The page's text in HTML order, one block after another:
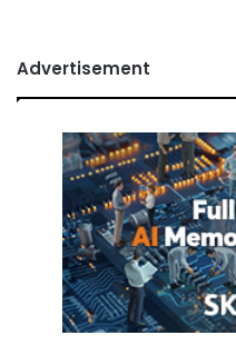
Advertisement